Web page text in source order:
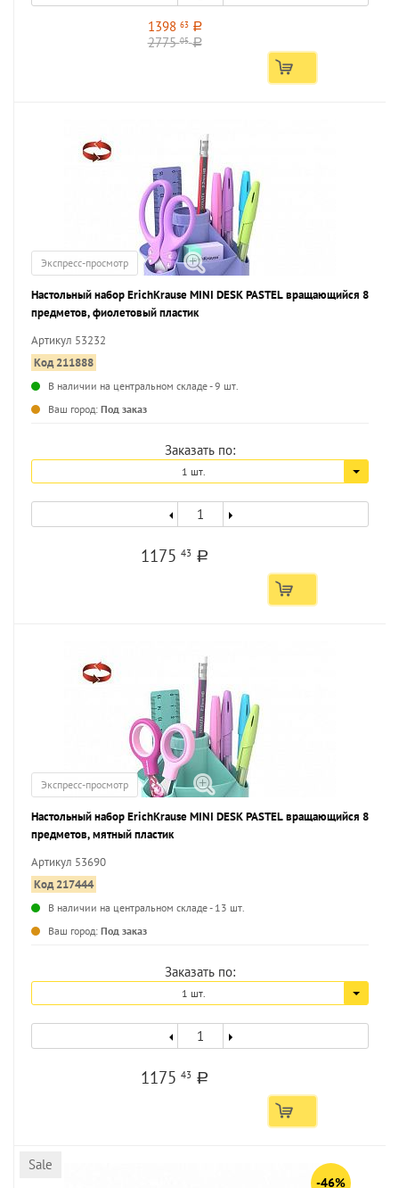
1398 63 a
277505 a
Экспресс-просмотр
Настольный набор ErichKrause MINI DESK PASTEL вращающийся 8
предметов, фиолетовый пластик
Артикул 53232
Код 211888
В наличии на центральном складе - 9 шт.
Ваш город: Под заказ
Заказать по:
1 шт.
117543 a
Экспресс-просмотр
Настольный набор ErichKrause MINI DESK PASTEL вращающийся 8
предметов, мятный пластик
Артикул 53690
Код 217444
В наличии на центральном складе - 13 шт.
Ваш город: Под заказ
Заказать по:
1 шт.
117543 a
Sale
-46%